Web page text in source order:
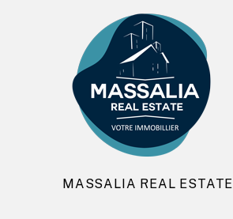
MASSALIA REAL ESTATE